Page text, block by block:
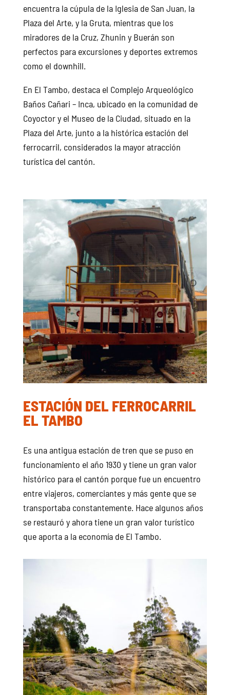
encuentra la cúpula de la Iglesia de San Juan, la
Plaza del Arte, y la Gruta, mientras que los
miradores de la Cruz, Zhunin y Buerán son
perfectos para excursiones y deportes extremos
como el downhill.
En El Tambo, destaca el Complejo Arqueológico
Baños Cañari – Inca, ubicado en la comunidad de
Coyoctor y el Museo de la Ciudad, situado en la
Plaza del Arte, junto a la histórica estación del
ferrocarril, considerados la mayor atracción
turística del cantón.
ESTACIÓN DEL FERROCARRIL
EL TAMBO
Es una antigua estación de tren que se puso en
funcionamiento el año 1930 y tiene un gran valor
histórico para el cantón porque fue un encuentro
entre viajeros, comerciantes y más gente que se
transportaba constantemente. Hace algunos años
se restauró y ahora tiene un gran valor turístico
que aporta a la economía de El Tambo.